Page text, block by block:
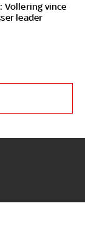
Vollering vince
leader